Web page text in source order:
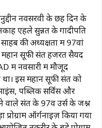
नवसरवी के छह दिन के
एहले सुन्नत के गादीपति
की अध्यक्षता में 97वां
महान सूफी संत हजरत सैयद
में नवसारी में मौजूद
इस महान सूफी संत को
पब्लिक सर्विस और
वाले संत के 97वें उर्स के जश्न
ऑर्गनाइज़ किया गया